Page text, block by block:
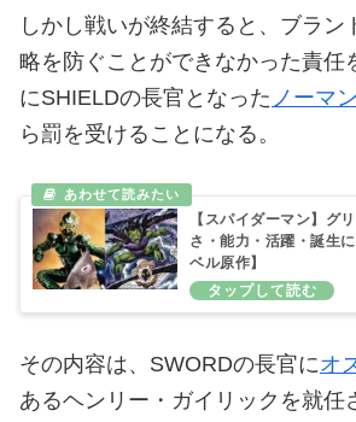
しかし戦いが終結すると、ブラン
略を防ぐことができなかった責任
にSHIELDの長官となった ノーマ
ら罰を受けることになる。
【スパイダーマン】グ
さ・能力・活躍・誕生
ベル原作】
その内容は、SWORDの長官にオ
あるヘンリー・ガイリックを就任